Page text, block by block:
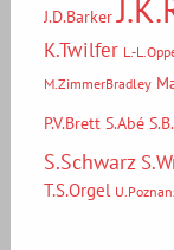
J.D.Barker
K.Twilfer L.-
M.ZimmerBradley
P.V.Brett S.Abé
S.Schwarz
T.S.Orgel